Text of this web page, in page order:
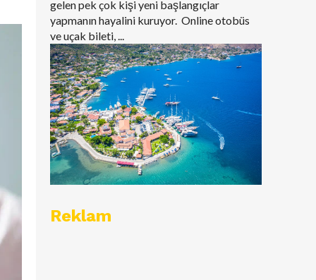
gelen pek çok kişi yeni başlangıçlar
yapmanın hayalini kuruyor. Online otobüs
ve uçak bileti, ...
Reklam